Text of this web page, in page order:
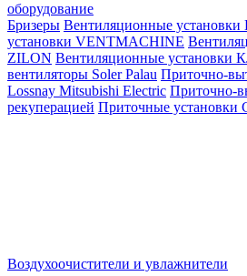
оборудование
Бризеры Вентиляционные установки
установки VENTMACHINE
ZILON Вентиляционные
вентиляторы Soler Palau Приточно-
Lossnay Mitsubishi Electric Приточно-
рекуперацией Приточные установки
Воздухоочистители и увлажнители